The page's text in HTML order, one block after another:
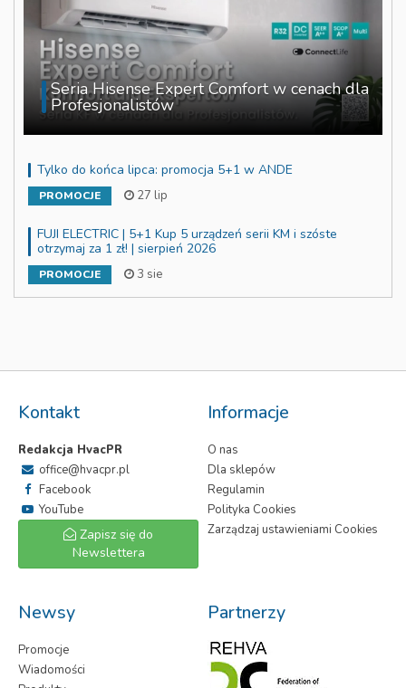
Seria Hisense Expert Comfort w cenach dla
Profesjonalistów
Tylko do końca lipca: promocja 5+1 w ANDE
PROMOCJE 27 lip
FUJI ELECTRIC | 5+1 Kup 5 urządzeń serii KM i szóste
otrzymaj za 1 zł! | sierpień 2026
PROMOCJE 3 sie
Kontakt
Redakcja HvacPR
office@hvacpr.pl
Facebook
YouTube
Zapisz się do
Newslettera
Informacje
O nas
Dla sklepów
Regulamin
Polityka Cookies
Zarządzaj ustawieniami Cookies
Newsy
Promocje
Wiadomości
Partnerzy